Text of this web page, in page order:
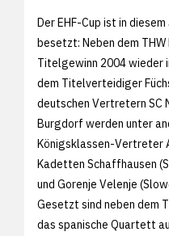
Der EHF-Cup ist in
besetzt: Neben dem
Titelgewinn 2004 wieder
dem Titelverteidiger
deutschen Vertretern SC
Burgdorf werden unter
Königsklassen-Vertreter
Kadetten Schaffhausen
und Gorenje Velenje
Gesetzt sind neben dem
das spanische Quartett